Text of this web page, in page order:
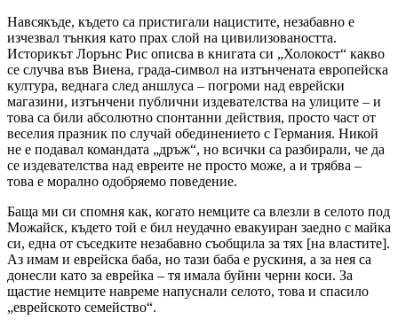
Навсякъде, където са пристигали нацистите, незабавно е
изчезвал тънкия като прах слой на цивилизоваността.
Историкът Лорънс Рис описва в книгата си „Холокост“ какво
се случва във Виена, града-символ на изтънчената европейска
култура, веднага след аншлуса – погроми над еврейски
магазини, изтънчени публични издевателства на улиците – и
това са били абсолютно спонтанни действия, просто част от
веселия празник по случай обединението с Германия. Никой
не е подавал командата „дръж“, но всички са разбирали, че да
се издевателства над евреите не просто може, а и трябва –
това е морално одобряемо поведение.
Баща ми си спомня как, когато немците са влезли в селото под
Можайск, където той е бил неудачно евакуиран заедно с майка
си, една от съседките незабавно съобщила за тях [на властите].
Аз имам и еврейска баба, но тази баба е рускиня, а за нея са
донесли като за еврейка – тя имала буйни черни коси. За
щастие немците навреме напуснали селото, това и спасило
„еврейското семейство“.